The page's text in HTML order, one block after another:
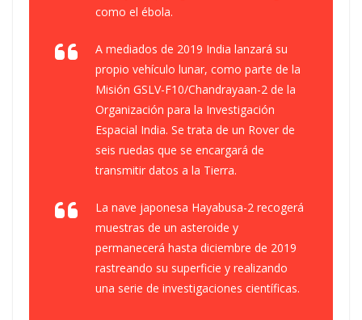
como el ébola.
A mediados de 2019 India lanzará su
propio vehículo lunar, como parte de la
Misión GSLV-F10/Chandrayaan-2 de la
Organización para la Investigación
Espacial India. Se trata de un Rover de
seis ruedas que se encargará de
transmitir datos a la Tierra.
La nave japonesa Hayabusa-2 recogerá
muestras de un asteroide y
permanecerá hasta diciembre de 2019
rastreando su superficie y realizando
una serie de investigaciones científicas.